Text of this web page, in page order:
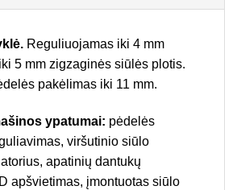
Reguliuojamas iki 4 mm
5 mm zigzaginės siūlės plotis.
pakėlimas iki 11 mm.
ypatumai: pėdelės
viršutinio siūlo
apatinių dantukų
apšvietimas, įmontuotas siūlo